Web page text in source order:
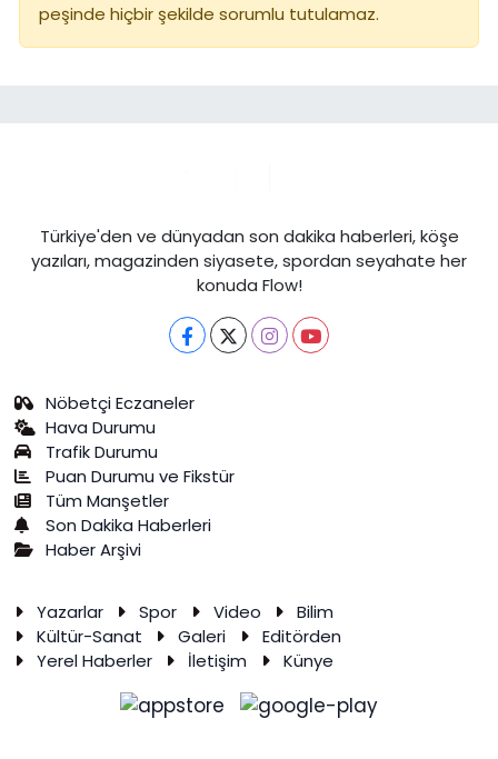
peşinde hiçbir şekilde sorumlu tutulamaz.
Türkiye'den ve dünyadan son dakika haberleri, köşe
yazıları, magazinden siyasete, spordan seyahate her
konuda Flow!
Nöbetçi Eczaneler
Hava Durumu
Trafik Durumu
Puan Durumu ve Fikstür
Tüm Manşetler
Son Dakika Haberleri
Haber Arşivi
Yazarlar Spor Video
Bilim
Kültür-Sanat
Galeri
Editörden
Yerel Haberler
İletişim Künye